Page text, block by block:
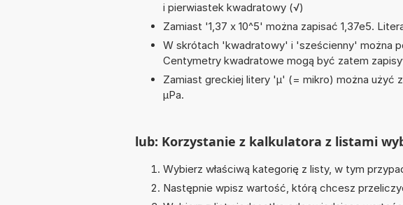
i pierwiastek kwadratowy (√)
Zamiast '1,37 x 10^5' można zapisać 1,37e5.
W skrótach 'kwadratowy' i 'sześcienny' można
Centymetry kwadratowe mogą być zatem
Zamiast greckiej litery 'µ' (= mikro) można użyć
µPa.
lub: Korzystanie z kalkulatora z listami
Wybierz właściwą kategorię z listy, w tym
Następnie wpisz wartość, którą chcesz